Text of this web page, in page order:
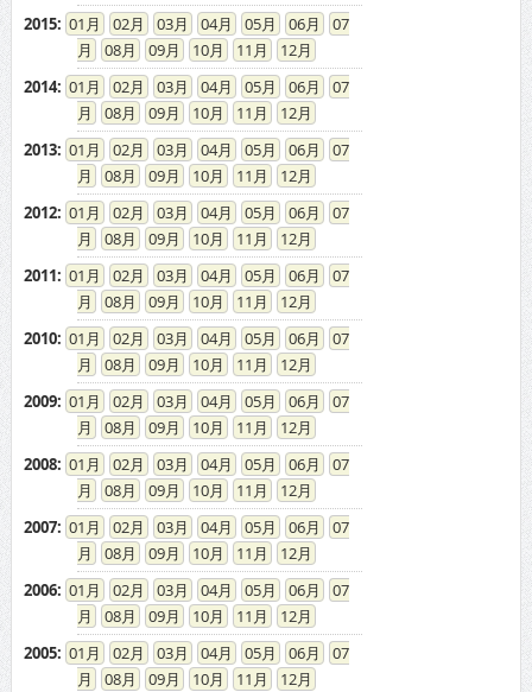
2015: 01 02 03 04 05 06
07
08
09 10 11
12
2014: 01 02 03 04 05 06
07
08
09 10 11
12
2013: 01 02 03 04 05 06
07
08
09 10 11
12
2012: 01 02 03 04 05 06
07
08
09 10 11
12
2011: 01 02 03 04 05 06
07
08
09 10 11
12
2010: 01 02 03 04 05 06
07
08
09 10 11
12
2009: 01 02 03 04 05 06
07
08
09 10 11
12
2008: 01 02 03 04 05 06
07
08
09 10 11
12
2007: 01 02 03 04 05 06
07
08
09 10 11
12
2006: 01 02 03 04 05 06
07
08
09 10 11
12
2005: 01 02 03 04 05 06
07
08
09 10 11
12